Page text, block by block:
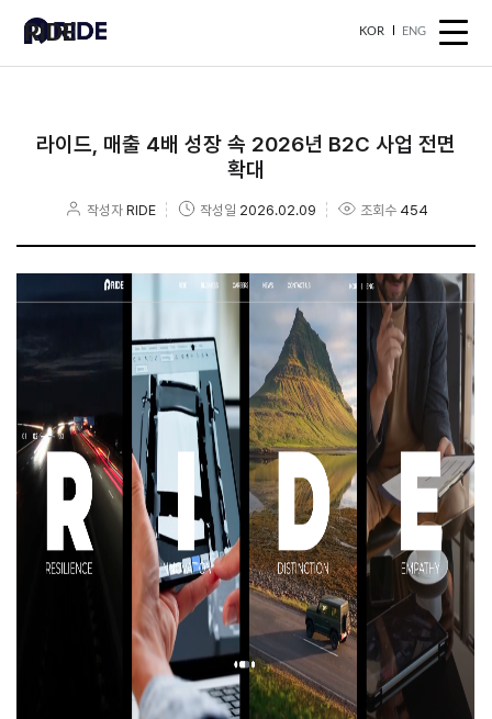
RIDE KOR ENG
라이드, 매출 4배 성장 속 2026년 B2C 사업 전면
확대
작성자 RIDE 작성일 2026.02.09 조회수 454